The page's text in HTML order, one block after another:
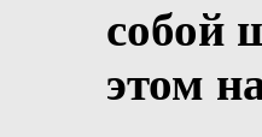
собой
этом